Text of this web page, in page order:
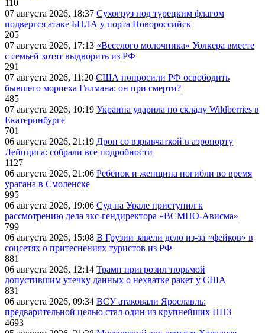
110
07 августа 2026, 18:37 Сухогруз под турецким флагом
подвергся атаке БПЛА у порта Новороссийск
205
07 августа 2026, 17:13 «Веселого молочника» Уолкера вместе
с семьей хотят выдворить из РФ
291
07 августа 2026, 11:20 США попросили РФ освободить
бывшего морпеха Гилмана: он при смерти?
485
07 августа 2026, 10:19 Украина ударила по складу Wildberries в
Екатеринбурге
701
06 августа 2026, 21:19 Дрон со взрывчаткой в аэропорту
Лейпцига: собрали все подробности
1127
06 августа 2026, 21:06 Ребёнок и женщина погибли во время
урагана в Смоленске
995
06 августа 2026, 19:06 Суд на Урале приступил к
рассмотрению дела экс-гендиректора «ВСМПО-Ависма»
799
06 августа 2026, 15:08 В Грузии завели дело из-за «фейков» в
соцсетях о притеснениях туристов из РФ
881
06 августа 2026, 12:14 Трамп пригрозил тюрьмой
допустившим утечку данных о нехватке ракет у США
831
06 августа 2026, 09:34 ВСУ атаковали Ярославль:
предварительной целью стал один из крупнейших НПЗ
4693